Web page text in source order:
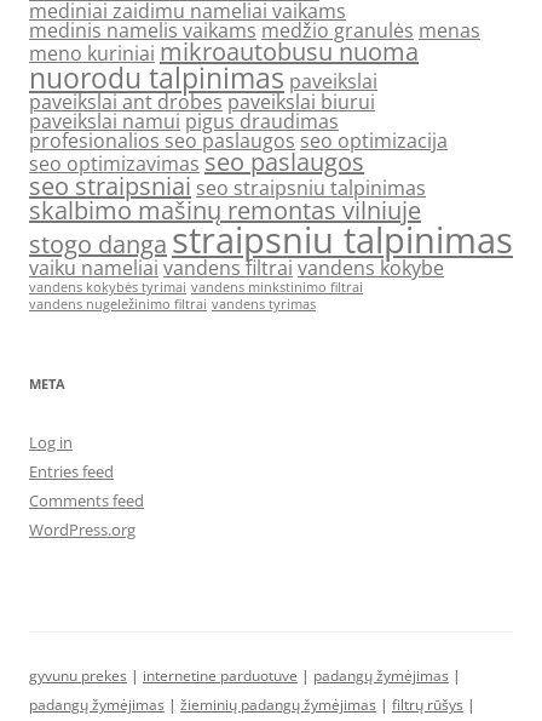
mediniai zaidimu nameliai vaikams
medinis namelis vaikams medžio granulės menas
meno kuriniai mikroautobusu nuoma
nuorodu talpinimas paveikslai
paveikslai ant drobespaveikslai biurui
paveikslai namui pigus draudimas
profesionalios seo paslaugos seo optimizacija
seo optimizavimas seo paslaugos
seo straipsniai seo straipsniu talpinimas
skalbimo mašinų remontas vilniuje
stogo danga straipsniu talpinimas
vaiku nameliai vandens filtrai vandens kokybe
vandens kokybės tyrimai vandens minkstinimo filtrai
vandens nugeležinimo filtrai vandens tyrimas
META
Log in
Entries feed
Comments feed
WordPress.org
gyvunu prekes | internetine parduotuve | padangų žymėjimas |
padangų žymėjimas | žieminių padangų žymėjimas | filtrų rūšys |